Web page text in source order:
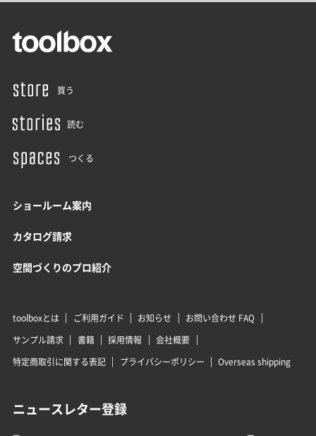
買う
読む
つくる
ショールーム案内
カタログ請求
空間づくりのプロ紹介
toolboxとは ご利用ガイド お知らせ
お問い合わせ FAQ
サンプル請求
書籍 採用情報
会社概要
特定商取引に関する表記
プライバシーポリシー Overseas shipping